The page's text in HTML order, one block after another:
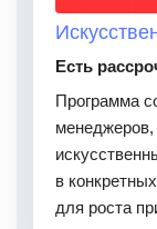
Есть
Программа
менеджеров,
в
для роста